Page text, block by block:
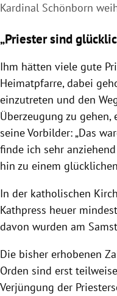
Kardinal Schönborn
„Priester sind
Ihm hätten viele gute
Heimatpfarre, dabei
einzutreten und den
Überzeugung zu
seine Vorbilder: „Das
finde ich sehr
hin zu einem
In der katholischen
Kathpress heuer
davon wurden am
Die bisher erhobenen
Orden sind erst
Verjüngung der